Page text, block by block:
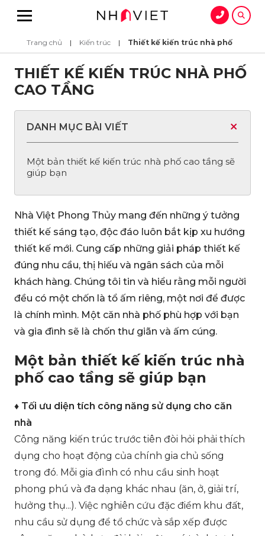
Trang chủ | Kiến trúc | Thiết kế kiến trúc nhà phố
THIẾT KẾ KIẾN TRÚC NHÀ PHỐ
CAO TẦNG
DANH MỤC BÀI VIẾT
Một bản thiết kế kiến trúc nhà phố cao tầng sẽ
giúp bạn
Nhà Việt Phong Thủy mang đến những ý tưởng
thiết kế sáng tạo, độc đáo luôn bắt kịp xu hướng
thiết kế mới. Cung cấp những giải pháp thiết kế
đúng nhu cầu, thị hiếu và ngân sách của mỗi
khách hàng. Chúng tôi tin và hiểu rằng mỗi người
đều có một chốn là tổ ấm riêng, một nơi để được
là chính mình. Một căn nhà phố phù hợp với bạn
và gia đình sẽ là chốn thư giãn và ấm cúng.
Một bản thiết kế kiến trúc nhà
phố cao tầng sẽ giúp bạn
♦ Tối ưu diện tích công năng sử dụng cho căn
nhà
Công năng kiến trúc trước tiên đòi hỏi phải thích
dụng cho hoạt động của chính gia chủ sống
trong đó. Mỗi gia đình có nhu cầu sinh hoạt
phong phú và đa dạng khác nhau (ăn, ở, giải trí,
hưởng thụ...). Việc nghiên cứu đặc điểm khu đất,
nhu cầu sử dụng để tổ chức và sắp xếp được